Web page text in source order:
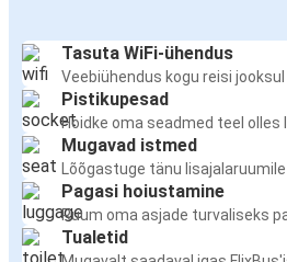
Tasuta WiFi-ühendus
Veebiühendus kogu reisi jooksul
Pistikupesad
Hoidke oma seadmed teel olles
Mugavad istmed
Lõõgastuge tänu
Pagasi hoiustamine
Ruum oma asjade turvaliseks
Tualetid